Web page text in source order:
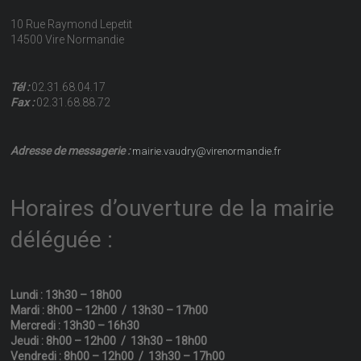
10 Rue Raymond Lepetit
14500 Vire Normandie
Tél :02.31.68.04.17
Fax :02.31.68.88.72
Adresse de messagerie :mairie.vaudry@virenormandie.fr
Horaires d’ouverture de la mairie
déléguée :
Lundi : 13h30 – 18h00
Mardi : 8h00 – 12h00 / 13h30 – 17h00
Mercredi : 13h30 – 16h30
Jeudi : 8h00 – 12h00 / 13h30 – 18h00
Vendredi : 8h00 – 12h00 / 13h30 – 17h00